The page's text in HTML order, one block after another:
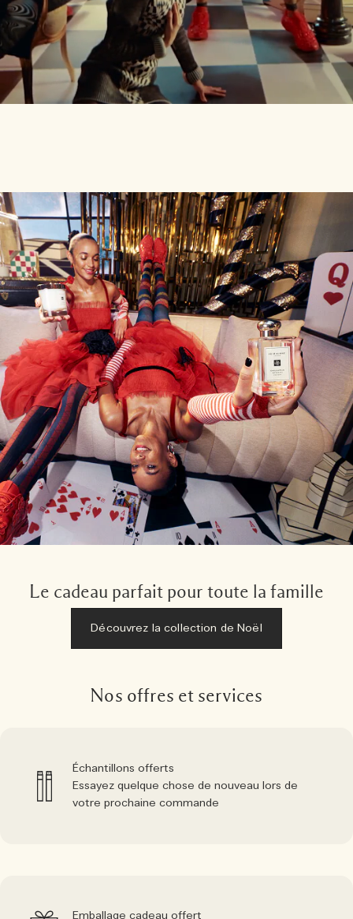
Le cadeau parfait pour toute la famille
Découvrez la collection de Noël
Nos offres et services
Échantillons offerts
Essayez quelque chose de nouveau lors de
votre prochaine commande
Emballage cadeau offert